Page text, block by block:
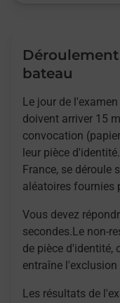
bateau
Le jour de
doivent arriver 15
convocation
leur pièce
France, se déroule
aléatoires fournies
Vous devez
secondes.Le non-
de pièce d'identité,
entraîne
Les résultats de